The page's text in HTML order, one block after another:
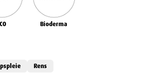
Bioderma
Rens